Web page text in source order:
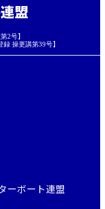
2号】
操更講第39号】
ーボート連盟